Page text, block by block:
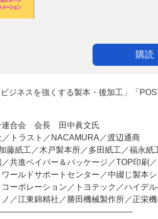
購読
ジネスを強くする製本・後加工」「
連合会 会長 田中眞文氏
トラスト／NACAMURA／渡辺通商
藤紙工／木戸製本所／多田紙工／福永紙
共進ペイパー＆パッケージ／TOP印刷
ールドサポートセンター／中綴じ製本
ーポレーション／トヨテック／ハイデ
／江東錦精社／勝田機械製作所／正栄